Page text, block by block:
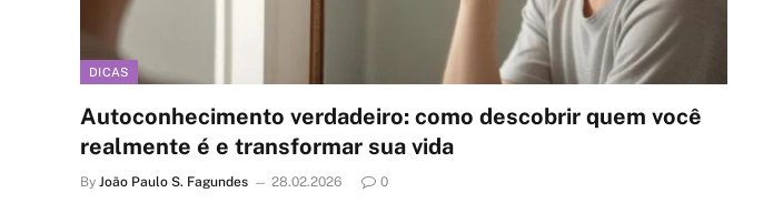
DICAS
Autoconhecimento verdadeiro: como descobrir quem você
realmente é e transformar sua vida
By João Paulo S. Fagundes 28.02.2026 0